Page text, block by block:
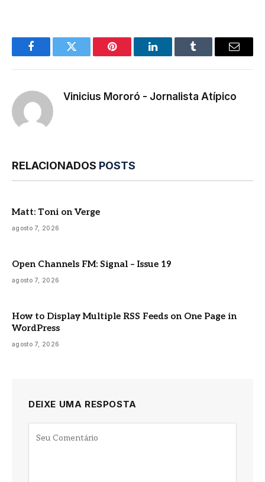
FacebookTwitter Pinterest LinkedInTumblr
E-
Vinicius Mororó - Jornalista Atípico
RELACIONADOS POSTS
Matt: Toni on Verge
agosto 7, 2026
Open Channels FM: Signal – Issue 19
agosto 7, 2026
How to Display Multiple RSS Feeds on One Page in
WordPress
agosto 7, 2026
DEIXE UMA RESPOSTA